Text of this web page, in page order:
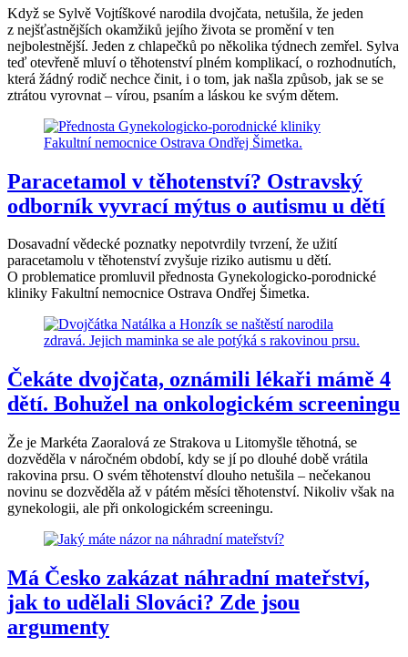
Když se Sylvě Vojtíškové narodila dvojčata, netušila, že jeden
z nejšťastnějších okamžiků jejího života se promění v ten
nejbolestnější. Jeden z chlapečků po několika týdnech zemřel. Sylva
teď otevřeně mluví o těhotenství plném komplikací, o rozhodnutích,
která žádný rodič nechce činit, i o tom, jak našla způsob, jak se se
ztrátou vyrovnat – vírou, psaním a láskou ke svým dětem.
Paracetamol v těhotenství? Ostravský
odborník vyvrací mýtus o autismu u dětí
Dosavadní vědecké poznatky nepotvrdily tvrzení, že užití
paracetamolu v těhotenství zvyšuje riziko autismu u dětí.
O problematice promluvil přednosta Gynekologicko-porodnické
kliniky Fakultní nemocnice Ostrava Ondřej Šimetka.
Čekáte dvojčata, oznámili lékaři mámě 4
dětí. Bohužel na onkologickém screeningu
Že je Markéta Zaoralová ze Strakova u Litomyšle těhotná, se
dozvěděla v náročném období, kdy se jí po dlouhé době vrátila
rakovina prsu. O svém těhotenství dlouho netušila – nečekanou
novinu se dozvěděla až v pátém měsíci těhotenství. Nikoliv však na
gynekologii, ale při onkologickém screeningu.
Má Česko zakázat náhradní mateřství,
jak to udělali Slováci? Zde jsou
argumenty